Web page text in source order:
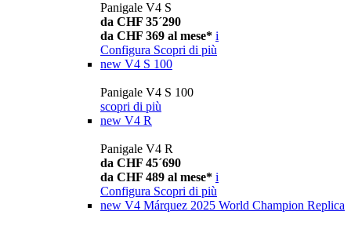
Panigale V4 S
da CHF 35´290
da CHF 369 al mese* i
Configura Scopri di più
new V4 S 100
Panigale V4 S 100
scopri di più
new V4 R
Panigale V4 R
da CHF 45´690
da CHF 489 al mese* i
Configura Scopri di più
new V4 Márquez 2025 World Champion Replica